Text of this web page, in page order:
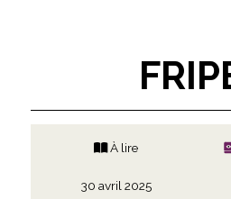
À lire
30 avril 2025